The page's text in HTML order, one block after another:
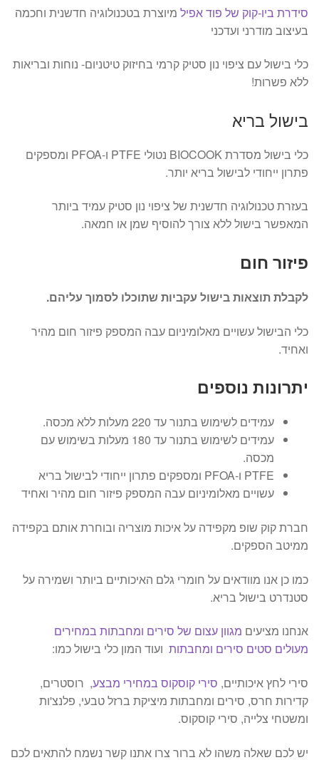
סידרת ביו-קוק של פוד אפיל מיוצרת בטכנולוגיה חדשנית וחכמה
בעיצוב מודרני ועדכני
כלי בישול עם ציפוי נון סטיק קרמי בחיזוק טיטניום- נוחות ובריאות
ללא פשרות!
בישול בריא
כלי בישול מסדרת BIOCOOK נטולי PTFE ו-PFOA ומספקים
פתרון ייחודי לבישול בריא יותר.
בעזרת טכנולוגיה חדשנית של ציפוי נון סטיק עמיד ביותר
המאפשר בישול ללא צורך להוסיף שמן או חמאה.
פיזור חום
לקבלת תוצאות בישול עקביות שתוכלו לסמוך עליהם.
כלי הבישול עשויים מאלומיניום עבה המספק פיזור חום מהיר
ואחיד.
יתרונות נוספים
עמידים לשימוש בתנור עד 220 מעלות ללא מכסה.
עמידים לשימוש בתנור עד 180 מעלות בשימוש עם
מכסה.
PTFE ו-PFOA ומספקים פתרון ייחודי לבישול בריא
עשויים מאלומיניום עבה המספק פיזור חום מהיר ואחיד
חברת קוק שופ מקפידה על איכות מוצריה ובוחרת אותם בקפידה
ממיטב הספקים.
כמו כן אנו מוודאים על חומרי גלם האיכותיים ביותר ושמירה על
סטנדרט בישול בריא.
אנחנו מציעים מגוון עצום של סירים ומחבתות במחירים
מעולים סטים סירים ומחבתות ועוד המון כלי בישול כמו:
סירי לחץ איכותיים, סירי קוסקוס במחירי מבצע, רוסטרים,
קדירות חרס, סירים ומחבתות מיציקת ברזל טבעי, פלנצ'ות
ומשטחי צלייה, סירי קוסקוס.
יש לכם שאלה משהו לא ברור צרו אתנו קשר נשמח להתאים לכם